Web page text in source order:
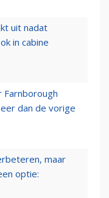
uit nadat
in cabine
dan de vorige
maar
optie: